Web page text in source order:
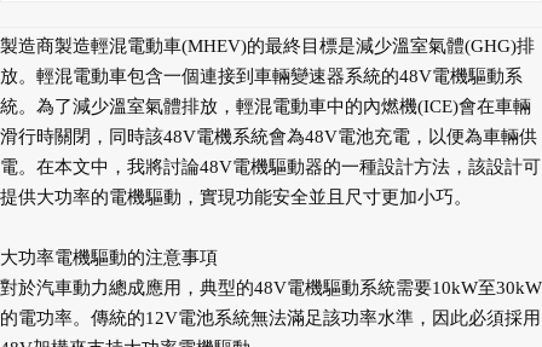
製造商製造輕混電動車(MHEV)的最終目標是減少溫室氣體(GHG)排
放。輕混電動車包含一個連接到車輛變速器系統的48V電機驅動系
統。為了減少溫室氣體排放，輕混電動車中的內燃機(ICE)會在車輛
滑行時關閉，同時該48V電機系統會為48V電池充電，以便為車輛供
電。在本文中，我將討論48V電機驅動器的一種設計方法，該設計可
提供大功率的電機驅動，實現功能安全並且尺寸更加小巧。
大功率電機驅動的注意事項
對於汽車動力總成應用，典型的48V電機驅動系統需要10kW至30kW
的電功率。傳統的12V電池系統無法滿足該功率水準，因此必須採用